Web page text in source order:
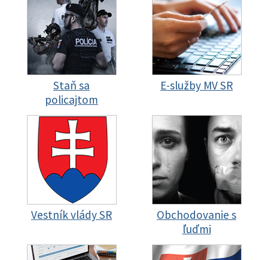
Staň sa
policajtom
E-služby MV SR
Vestník vlády SR
Obchodovanie s
ľuďmi